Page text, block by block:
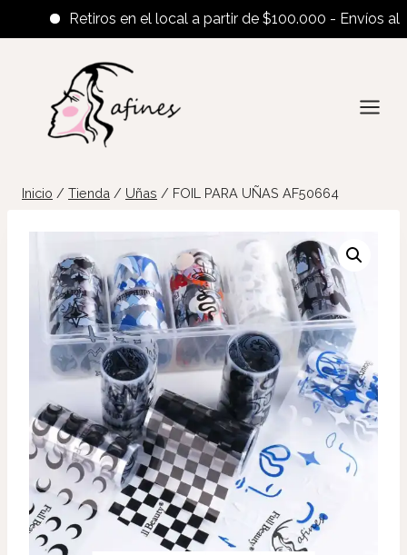
Retiros en el local a partir de $100.000 - Envíos al
contenido
Inicio / Tienda / Uñas / FOIL PARA UÑAS AF50664